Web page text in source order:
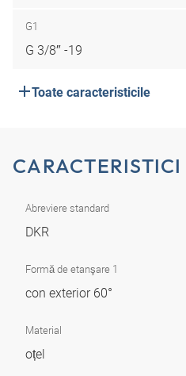
G1
G 3/8″ -19
Toate caracteristicile
CARACTERISTICI
Abreviere standard
DKR
Formă de etanşare 1
con exterior 60°
Material
oțel